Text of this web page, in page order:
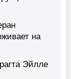
на
Эйлле